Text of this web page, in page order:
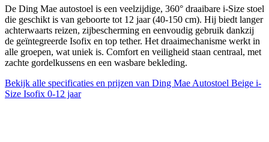
De Ding Mae autostoel is een veelzijdige, 360° draaibare i-Size stoel
die geschikt is van geboorte tot 12 jaar (40-150 cm). Hij biedt langer
achterwaarts reizen, zijbescherming en eenvoudig gebruik dankzij
de geïntegreerde Isofix en top tether. Het draaimechanisme werkt in
alle groepen, wat uniek is. Comfort en veiligheid staan centraal, met
zachte gordelkussens en een wasbare bekleding.
Bekijk alle specificaties en prijzen van Ding Mae Autostoel Beige i-
Size Isofix 0-12 jaar